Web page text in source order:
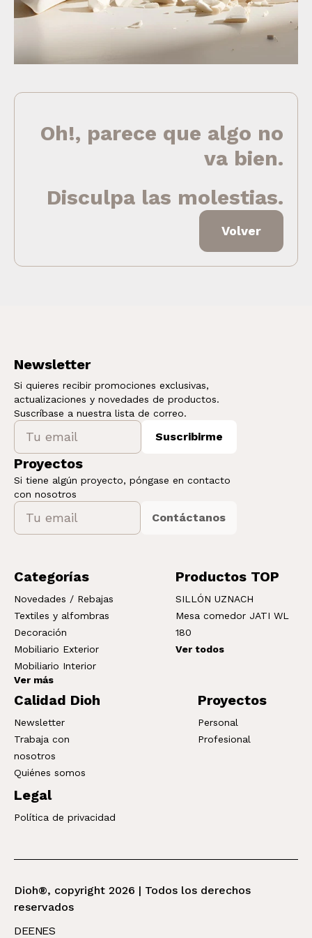
Oh!, parece que algo no
va bien.
Disculpa las molestias.
Volver
Newsletter
Si quieres recibir promociones exclusivas,
actualizaciones y novedades de productos.
Suscríbase a nuestra lista de correo.
Suscribirme
Proyectos
Si tiene algún proyecto, póngase en contacto
con nosotros
Contáctanos
Categorías
Novedades / Rebajas
Textiles y alfombras
Decoración
Mobiliario Exterior
Mobiliario Interior
Ver más
Productos TOP
SILLÓN UZNACH
Mesa comedor JATI WL
180
Ver todos
Calidad Dioh
Newsletter
Trabaja con
nosotros
Quiénes somos
Proyectos
Personal
Profesional
Legal
Política de privacidad
Dioh®, copyright 2026 | Todos los derechos
reservados
DEENES